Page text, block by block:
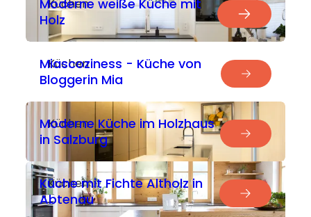
Küchen
Moderne weiße Küche mit
Holz
Küchen
Miascoziness - Küche von
Bloggerin Mia
Küchen
Moderne Küche im Holzhaus
in Salzburg
Küchen
Küche mit Fichte Altholz in
Abtenau